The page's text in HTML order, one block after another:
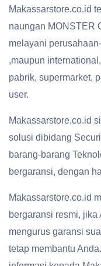
Makassarstore.co.id
naungan MONSTER
melayani
,maupun
pabrik, supermarket,
user.
Makassarstore.co.id
solusi dibidang
barang-barang
bergaransi, dengan
Makassarstore.co.id
bergaransi resmi,
mengurus garansi
tetap membantu